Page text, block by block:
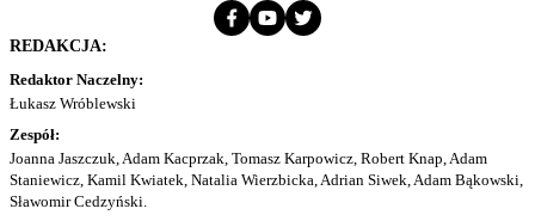
REDAKCJA:
Redaktor Naczelny:
Łukasz Wróblewski
Zespół:
Joanna Jaszczuk, Adam Kacprzak, Tomasz Karpowicz, Robert Knap, Adam
Staniewicz, Kamil Kwiatek, Natalia Wierzbicka, Adrian Siwek, Adam Bąkowski,
Sławomir Cedzyński.